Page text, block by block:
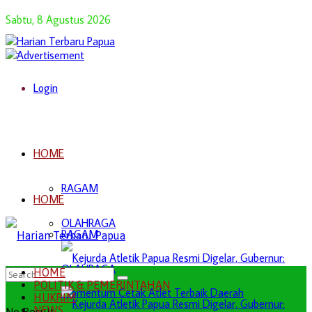
Sabtu, 8 Agustus 2026
Login
HOME
RAGAM
OLAHRAGA
HOME
RAGAM
OLAHRAGA
HOME
POLITIK & PEMERINTAHAN
HUKRIM